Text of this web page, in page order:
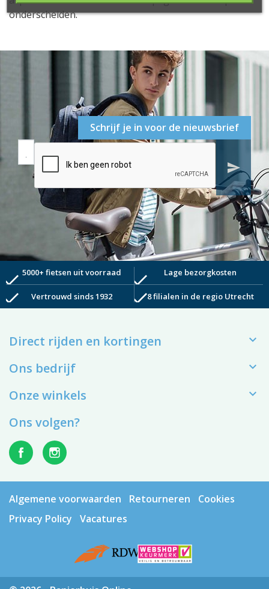
onderscheiden.
Schrijf je in voor de nieuwsbrief
send
check5000+ fietsen uit voorraad check Lage bezorgkosten
check Vertrouwd sinds 1932 check8 filialen in de regio Utrecht
Direct rijden en kortingen 
Ons bedrijf 
Onze winkels 
Ons volgen?
Algemene voorwaarden Retourneren
Cookies
Privacy Policy
Vacatures